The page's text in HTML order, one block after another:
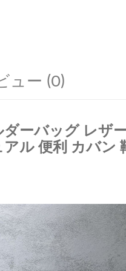
ュー (0)
ダーバッグ レザ
アル 便利 カバン